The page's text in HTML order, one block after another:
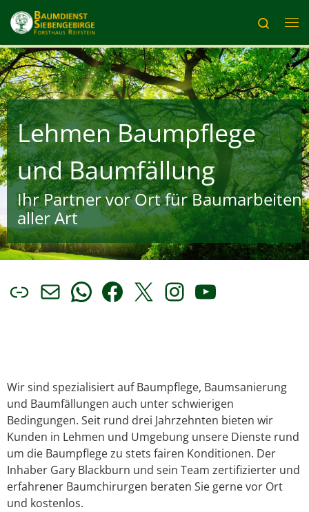
Zum Inhalt springen
Search
Lehmen Baumpflege
und Baumfällung
Ihr Partner vor Ort für Baumarbeiten
aller Art
LinkE-Mail
WhatsApp
Facebook
X Instagram
YouTube
Wir sind spezialisiert auf Baumpflege, Baumsanierung
und Baumfällungen auch unter schwierigen
Bedingungen. Seit rund drei Jahrzehnten bieten wir
Kunden in Lehmen und Umgebung unsere Dienste rund
um die Baumpflege zu stets fairen Konditionen. Der
Inhaber Gary Blackburn und sein Team zertifizierter und
erfahrener Baumchirurgen beraten Sie gerne vor Ort
und kostenlos.